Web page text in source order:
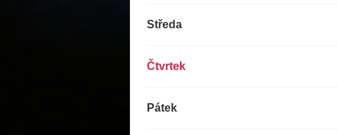
Středa
Čtvrtek
Pátek